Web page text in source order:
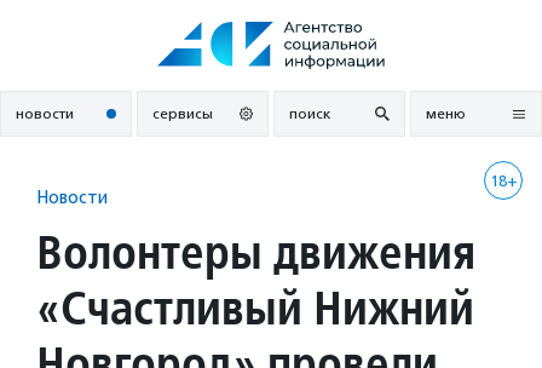
новости сервисы поиск меню
18+
Новости
Волонтеры движения
«Счастливый Нижний